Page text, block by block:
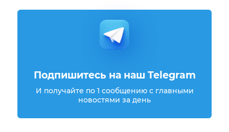
Подпишитесь на наш Telegram
И получайте по 1 сообщению с главными
новостями за день